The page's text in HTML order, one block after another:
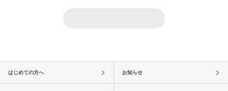
はじめての方へ お知らせ